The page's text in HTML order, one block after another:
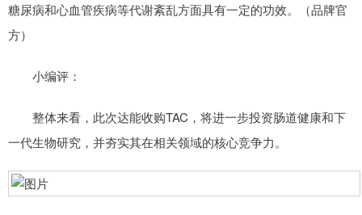
糖尿病和心血管疾病等代谢紊乱方面具有一定的功效。（品牌官
方）
小编评：
整体来看，此次达能收购TAC，将进一步投资肠道健康和下
一代生物研究，并夯实其在相关领域的核心竞争力。